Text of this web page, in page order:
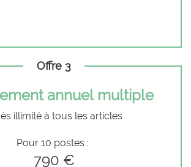
Offre 3
annuel multiple
illimité à tous les articles
Pour 10 postes :
790 €